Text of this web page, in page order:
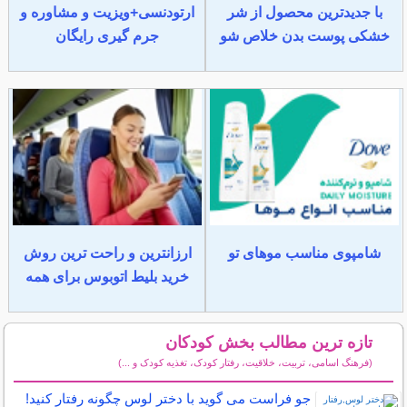
با جدیدترین محصول از شر
خشکی پوست بدن خلاص شو
ارتودنسی+ویزیت و مشاوره و
جرم گیری رایگان
شامپوی مناسب موهای تو
ارزانترین و راحت ترین روش
خرید بلیط اتوبوس برای همه
تازه ترین مطالب بخش کودکان
(فرهنگ اسامی، تربیت، خلاقیت، رفتار کودک، تغذیه کودک و ...)
جو فراست می گوید با دختر لوس چگونه رفتار کنید!